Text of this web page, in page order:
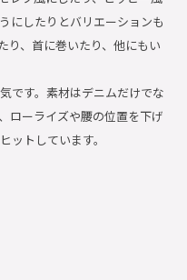
にしたりとバリエーションも
り、首に巻いたり、他にもい
です。素材はデニムだけでな
ローライズや腰の位置を下げ
ットしています。